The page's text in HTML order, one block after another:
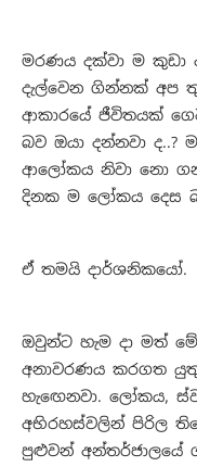
මරණය දක්වා ම
දැල්වෙන ගින්නක් අප
ආකාරයේ ජීවිතයක්
බව ඔයා දන්නවා
ආලෝකය නිවා නො
දිනක ම ලෝකය දෙස
ඒ තමයි දාර්ශනිකයෝ.
ඔවුන්ට හැම දා මත්
අනාවරණය කරගත
හැ‍ඟෙනවා. ලෝකය,
අභිරහස්වලින් පිරිල
පුළුවන් අන්තර්ජාලයේ